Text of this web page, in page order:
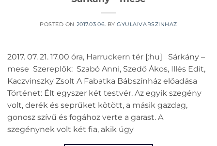
POSTED ON 2017.03.06. BYGYULAIVARSZINHAZ
2017. 07. 21. 17.00 óra, Harruckern tér [:hu] Sárkány –
mese Szereplők: Szabó Anni, Szedő Ákos, Illés Edit,
Kaczvinszky Zsolt A Fabatka Bábszínház előadása
Történet: Élt egyszer két testvér. Az egyik szegény
volt, derék és seprűket kötött, a másik gazdag,
gonosz szívű és fogához verte a garast. A
szegénynek volt két fia, akik úgy